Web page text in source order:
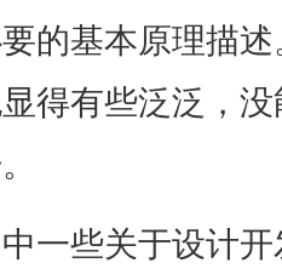
的基本原理描
得有些泛泛，
一些关于设计